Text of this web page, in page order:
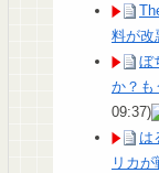
料が改
ぼ
か？も
09:37)
は
リカ